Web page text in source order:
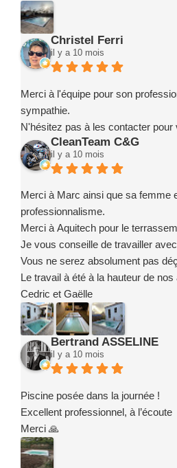
Christel Ferri
il y a 10 mois
Merci à l'équipe pour son
sympathie.
N'hésitez pas à les contacter pour
CleanTeam C&G
il y a 10 mois
Merci à Marc ainsi que sa femme
professionnalisme.
Merci à Aquitech pour le
Je vous conseille de travailler
Vous ne serez absolument pas
Le travail à été à la hauteur de nos
Cedric et Gaëlle
Bertrand ASSELINE
il y a 10 mois
Piscine posée dans la journée !
Excellent professionnel, à l’écoute
Merci 🙏